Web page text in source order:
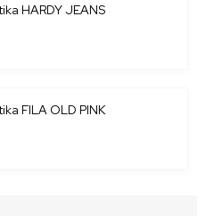
HARDY JEANS
FILA OLD PINK